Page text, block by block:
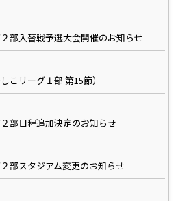
部入替戦予選大会開催のお知らせ
こリーグ１部 第15節）
部日程追加決定のお知らせ
部スタジアム変更のお知らせ